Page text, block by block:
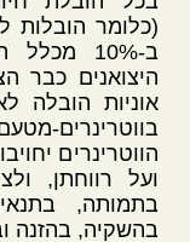
(כלומר הובלות
ב-10%
היצואנים כבר
אוניות הובלה
בווטרינרים-
ועל רווחתן,
בתמותה,
בהשקיה, בהזנה